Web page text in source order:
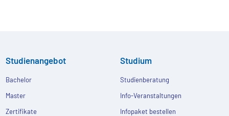
Studienangebot
Bachelor
Master
Zertifikate
Studium
Studienberatung
Info-Veranstaltungen
Infopaket bestellen